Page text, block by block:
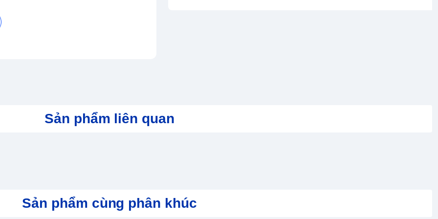
12MB Cache
hố nhưng vẫn làm nổi bật lên vẻ đẹp mạnh
LOQ 2023 Cũng được thiết kế mỏng
Sản phẩm liên quan
Sản phẩm cùng phân khúc